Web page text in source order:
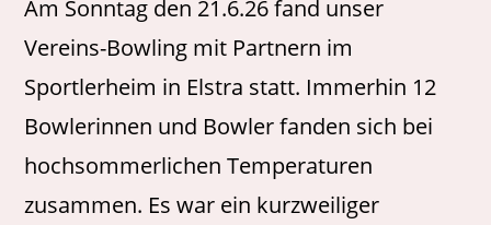
Am Sonntag den 21.6.26 fand unser
Vereins-Bowling mit Partnern im
Sportlerheim in Elstra statt. Immerhin 12
Bowlerinnen und Bowler fanden sich bei
hochsommerlichen Temperaturen
zusammen. Es war ein kurzweiliger